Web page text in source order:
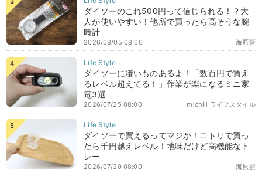
ダイソーのこれ500円って信じられる！？大
人が使いやすい！他所で買ったら高そうな腕
時計
海原藍
2026/08/05 08:00
ダイソーに凄いものあるよ！「数百円で買え
るレベル超えてる！」作業が楽になるミニ家
電3選
michill ライフスタイル
2026/07/25 08:00
ダイソーで買えるってマジか！ニトリで買っ
たら千円越えレベル！地味だけど高機能なト
レー
海原藍
2026/07/30 08:00